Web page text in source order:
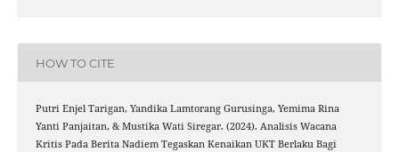
HOW TO CITE
Putri Enjel Tarigan, Yandika Lamtorang Gurusinga, Yemima Rina
Yanti Panjaitan, & Mustika Wati Siregar. (2024). Analisis Wacana
Kritis Pada Berita Nadiem Tegaskan Kenaikan UKT Berlaku Bagi